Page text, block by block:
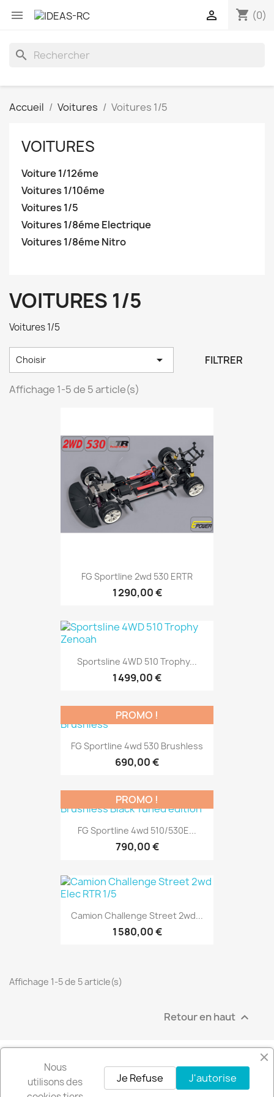
 shopping_cart (0)

search
Accueil Voitures Voitures 1/5
VOITURES
Voiture 1/12éme
Voitures 1/10éme
Voitures 1/5
Voitures 1/8éme Electrique
Voitures 1/8éme Nitro
VOITURES 1/5
Voitures 1/5
Choisir  FILTRER
Affichage 1-5 de 5 article(s)
FG Sportline 2wd 530 ERTR
1 290,00 €
Sportsline 4WD 510 Trophy...
1 499,00 €
FG Sportline 4wd 530 Brushless
690,00 €
PROMO !
FG Sportline 4wd 510/530E...
790,00 €
PROMO !
Camion Challenge Street 2wd...
1 580,00 €
Affichage 1-5 de 5 article(s)
Retour en haut 
FacebookInstagram
Nous
utilisons des
J'autorise
Je Refuse